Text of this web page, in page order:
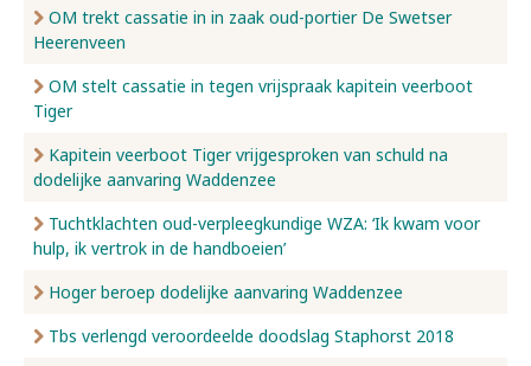
OM trekt cassatie in in zaak oud-portier De Swetser
Heerenveen
OM stelt cassatie in tegen vrijspraak kapitein veerboot
Tiger
Kapitein veerboot Tiger vrijgesproken van schuld na
dodelijke aanvaring Waddenzee
Tuchtklachten oud-verpleegkundige WZA: ‘Ik kwam voor
hulp, ik vertrok in de handboeien’
Hoger beroep dodelijke aanvaring Waddenzee
Tbs verlengd veroordeelde doodslag Staphorst 2018